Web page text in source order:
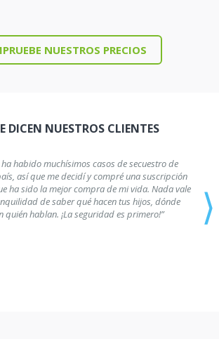
NUESTROS PRECIOS
DICEN NUESTROS CLIENTES
habido muchísimos casos de secuestro de
así que me decidí y compré una suscripción
ha sido la mejor compra de mi vida. Nada vale
de saber qué hacen tus hijos, dónde
quién hablan. ¡La seguridad es primero!”
⟩